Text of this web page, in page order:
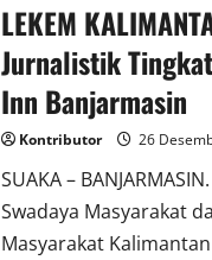
LEKEM
Jurnalistik
Inn Banjarmasin
Kontributor 26
SUAKA –
Swadaya Masyarakat
Masyarakat Kalimantan